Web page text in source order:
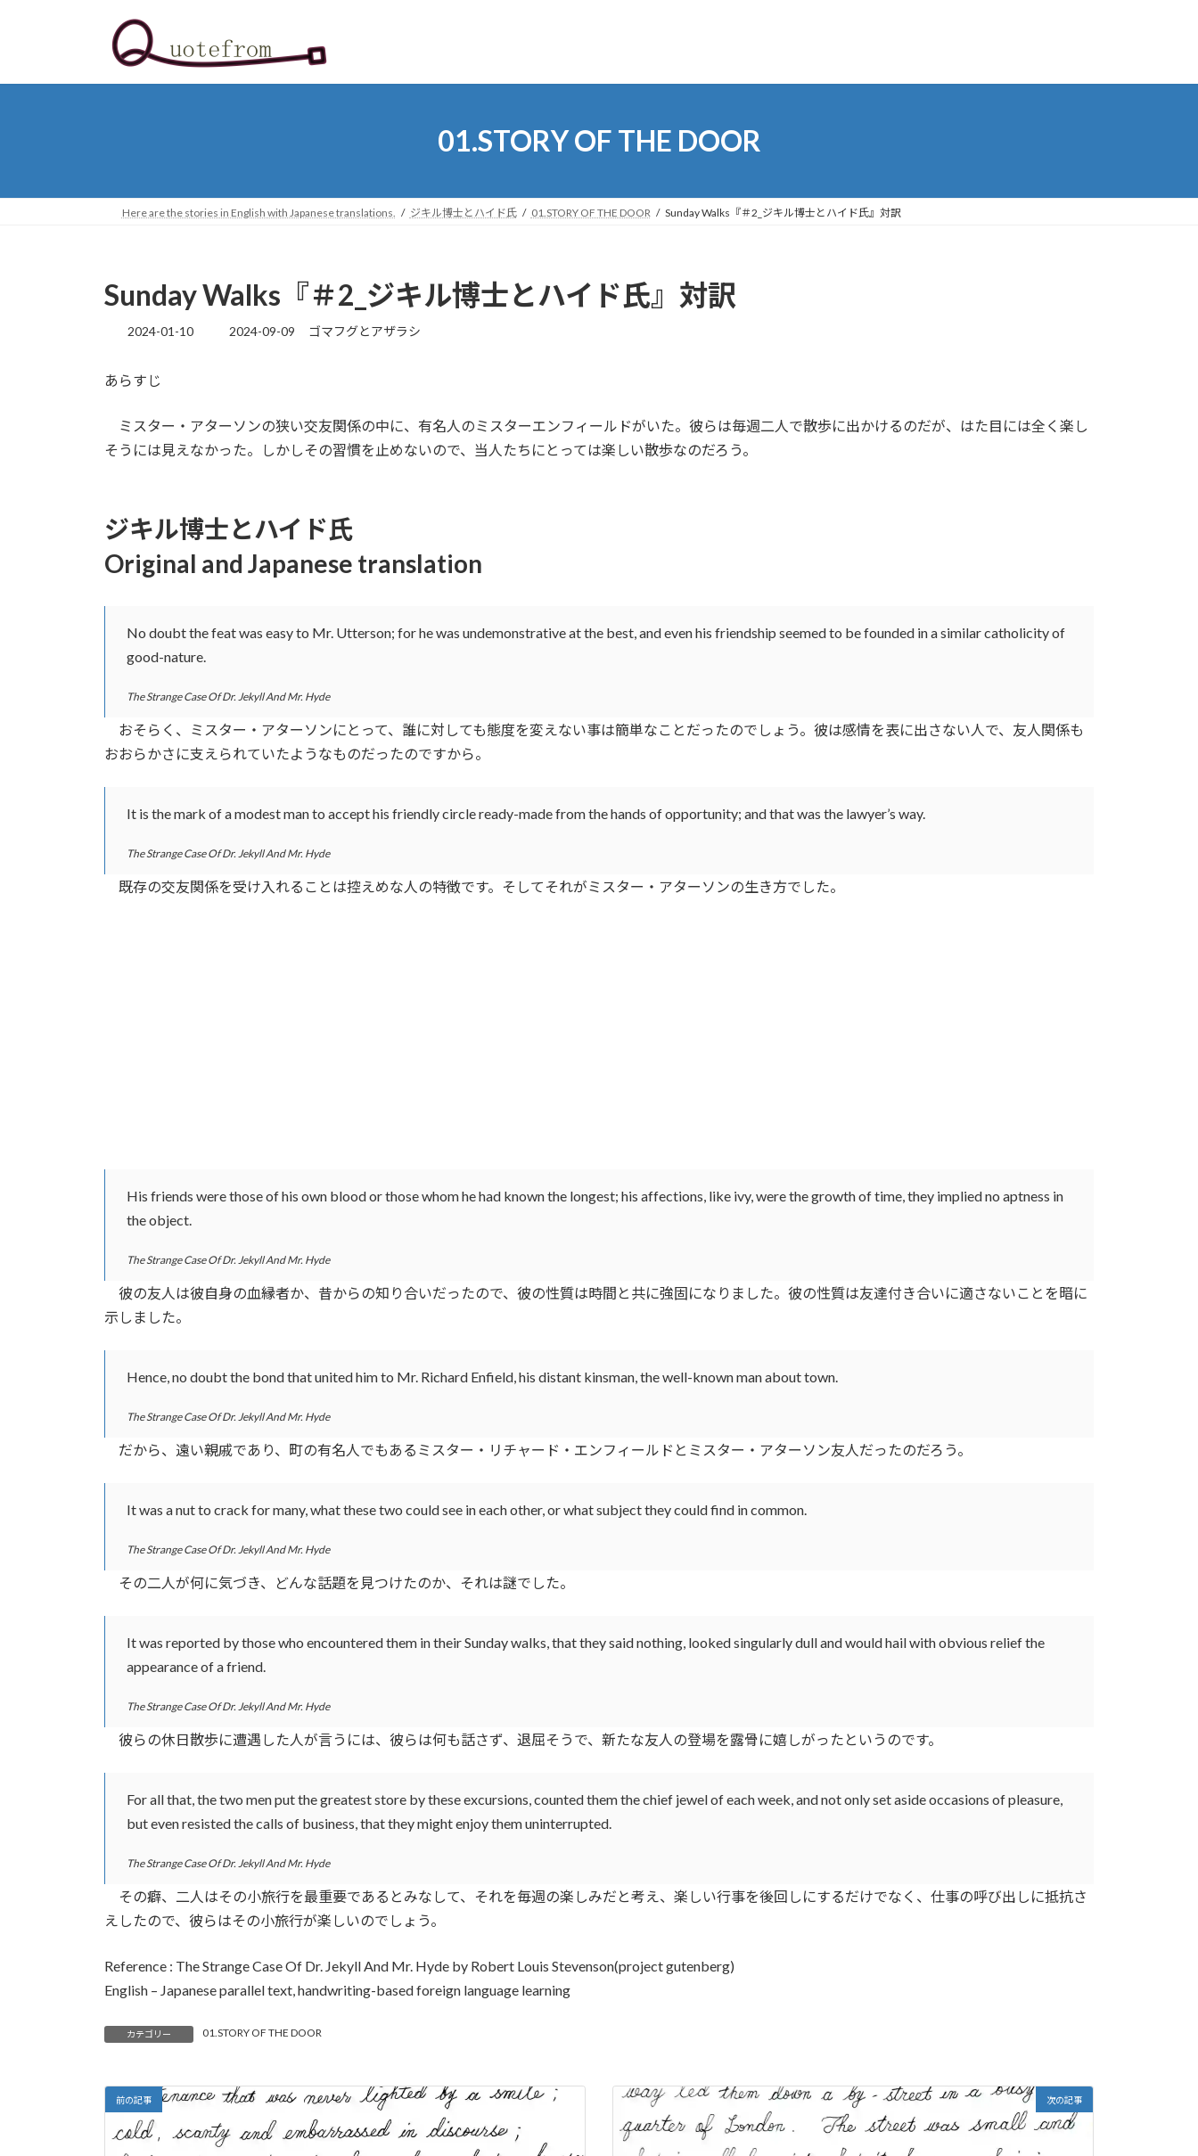
プ
動
01.STORY OF THE DOOR
Here are the stories in English with Japanese translations. ジキル博士とハイド氏 01.STORY OF THE DOOR Sunday Walks『＃2_ジキル博士とハイド氏』対訳
Sunday Walks『＃2_ジキル博士とハイド氏』対訳
2024-01-10
最
時
2024-09-09 ゴマフグとアザラシ
あらすじ
ミスター・アターソンの狭い交友関係の中に、有名人のミスターエンフィールドがいた。彼らは毎週二人で散歩に出かけるのだが、はた目には全く楽し
そうには見えなかった。しかしその習慣を止めないので、当人たちにとっては楽しい散歩なのだろう。
ジキル博士とハイド氏
Original and Japanese translation
No doubt the feat was easy to Mr. Utterson; for he was undemonstrative at the best, and even his friendship seemed to be founded in a similar catholicity of
good-nature.
The Strange Case Of Dr. Jekyll And Mr. Hyde
おそらく、ミスター・アターソンにとって、誰に対しても態度を変えない事は簡単なことだったのでしょう。彼は感情を表に出さない人で、友人関係も
おおらかさに支えられていたようなものだったのですから。
It is the mark of a modest man to accept his friendly circle ready-made from the hands of opportunity; and that was the lawyer’s way.
The Strange Case Of Dr. Jekyll And Mr. Hyde
既存の交友関係を受け入れることは控えめな人の特徴です。そしてそれがミスター・アターソンの生き方でした。
His friends were those of his own blood or those whom he had known the longest; his affections, like ivy, were the growth of time, they implied no aptness in
the object.
The Strange Case Of Dr. Jekyll And Mr. Hyde
彼の友人は彼自身の血縁者か、昔からの知り合いだったので、彼の性質は時間と共に強固になりました。彼の性質は友達付き合いに適さないことを暗に
示しました。
Hence, no doubt the bond that united him to Mr. Richard Enfield, his distant kinsman, the well-known man about town.
The Strange Case Of Dr. Jekyll And Mr. Hyde
だから、遠い親戚であり、町の有名人でもあるミスター・リチャード・エンフィールドとミスター・アターソン友人だったのだろう。
It was a nut to crack for many, what these two could see in each other, or what subject they could find in common.
The Strange Case Of Dr. Jekyll And Mr. Hyde
その二人が何に気づき、どんな話題を見つけたのか、それは謎でした。
It was reported by those who encountered them in their Sunday walks, that they said nothing, looked singularly dull and would hail with obvious relief the
appearance of a friend.
The Strange Case Of Dr. Jekyll And Mr. Hyde
彼らの休日散歩に遭遇した人が言うには、彼らは何も話さず、退屈そうで、新たな友人の登場を露骨に嬉しがったというのです。
For all that, the two men put the greatest store by these excursions, counted them the chief jewel of each week, and not only set aside occasions of pleasure,
but even resisted the calls of business, that they might enjoy them uninterrupted.
The Strange Case Of Dr. Jekyll And Mr. Hyde
その癖、二人はその小旅行を最重要であるとみなして、それを毎週の楽しみだと考え、楽しい行事を後回しにするだけでなく、仕事の呼び出しに抵抗さ
えしたので、彼らはその小旅行が楽しいのでしょう。
Reference : The Strange Case Of Dr. Jekyll And Mr. Hyde by Robert Louis Stevenson(project gutenberg)
English – Japanese parallel text, handwriting-based foreign language learning
カテゴリー 01.STORY OF THE DOOR
前の記事 次の記事